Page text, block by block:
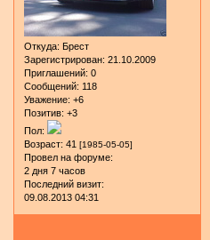
Откуда: Брест
Зарегистрирован: 21.10.2009
Приглашений: 0
Сообщений: 118
Уважение: +6
Позитив: +3
Пол:
Возраст: 41 [1985-05-05]
Провел на форуме:
2 дня 7 часов
Последний визит:
09.08.2013 04:31